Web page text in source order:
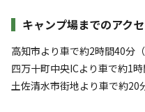
キャンプ場までのアク
高知市より車で約2時間40分（
四万十町中央ICより車で約1
土佐清水市街地より車で約20